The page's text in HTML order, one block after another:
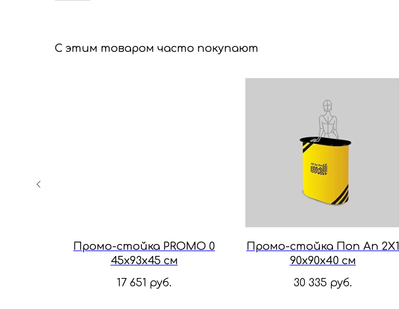
С этим товаром часто покупают
Промо-стойка PROMO 0
45х93х45 см
17 651 руб.
Промо-стойка Поп Ап 2X1
90x90x40 см
30 335 руб.